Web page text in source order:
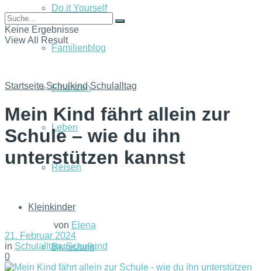
Do it Yourself
Familienblog
Finanzen
Leben
Reisen
Kleinkinder
Betreuung
Keine Ergebnisse
View All Result
Startseite Schulkind Schulalltag
Mein Kind fährt allein zur
Schule – wie du ihn
unterstützen kannst
von Elena
21. Februar 2024
in Schulalltag,Schulkind
0